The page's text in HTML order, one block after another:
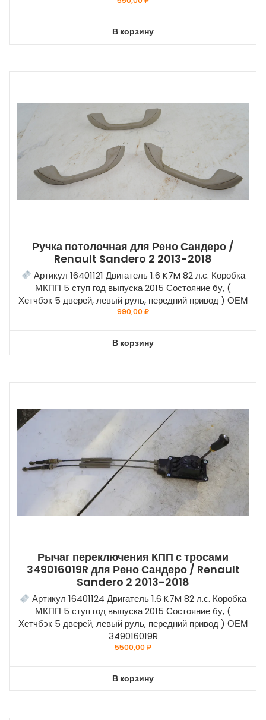
В корзину
Ручка потолочная для Рено Сандеро /
Renault Sandero 2 2013-2018
Артикул 16401121 Двигатель 1.6 K7M 82 л.с. Коробка
МКПП 5 ступ год выпуска 2015 Состояние бу, (
Хетчбэк 5 дверей, левый руль, передний привод ) ОЕМ
990,00₽
В корзину
Рычаг переключения КПП с тросами
349016019R для Рено Сандеро / Renault
Sandero 2 2013-2018
Артикул 16401124 Двигатель 1.6 K7M 82 л.с. Коробка
МКПП 5 ступ год выпуска 2015 Состояние бу, (
Хетчбэк 5 дверей, левый руль, передний привод ) ОЕМ
349016019R
5500,00₽
В корзину